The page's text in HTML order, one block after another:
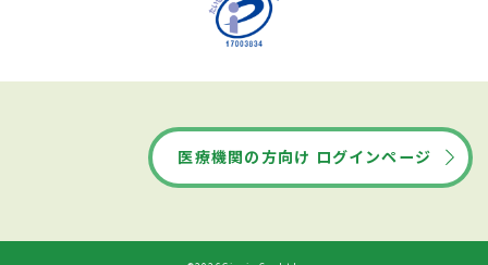
医療機関の方向け ログインページ